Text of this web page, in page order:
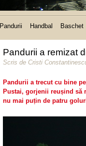
Pandurii Handbal Baschet
Pandurii a remizat
Scris de Cristi
Pandurii a trecut cu bine
Pustai, gorjenii reușind să
nu mai puțin de patru